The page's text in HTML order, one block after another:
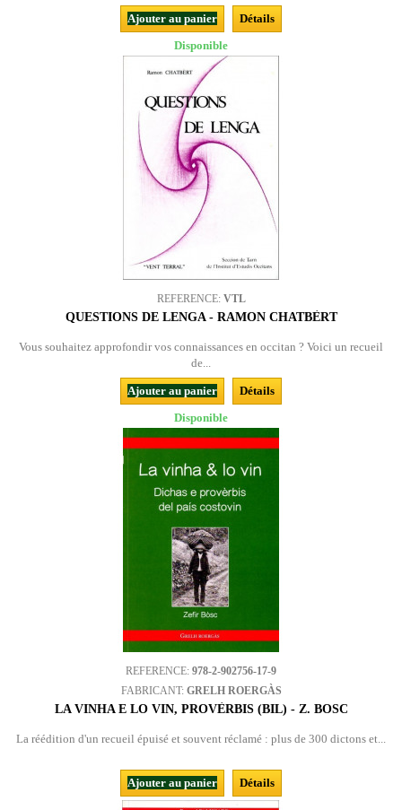
Ajouter au panier
Détails
Disponible
REFERENCE: VTL
QUESTIONS DE LENGA - RAMON CHATBÈRT
Vous souhaitez approfondir vos connaissances en occitan ? Voici un recueil
de...
Ajouter au panier
Détails
Disponible
REFERENCE: 978-2-902756-17-9
FABRICANT: GRELH ROERGÀS
LA VINHA E LO VIN, PROVÈRBIS (BIL) - Z. BOSC
La réédition d'un recueil épuisé et souvent réclamé : plus de 300 dictons et...
Ajouter au panier Détails